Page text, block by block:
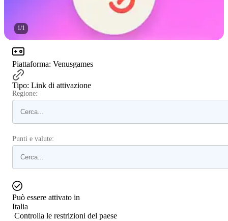
1/1
Piattaforma: Venusgames
Tipo: Link di attivazione
Regione:
Punti e valute:
Può essere attivato in
Italia
Controlla le restrizioni del paese